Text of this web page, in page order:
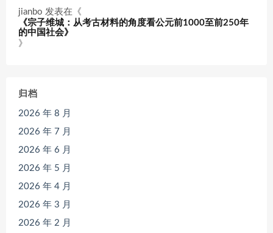
jianbo 发表在《
《宗子维城：从考古材料的角度看公元前1000至前250年
的中国社会》
》
归档
2026 年 8 月
2026 年 7 月
2026 年 6 月
2026 年 5 月
2026 年 4 月
2026 年 3 月
2026 年 2 月